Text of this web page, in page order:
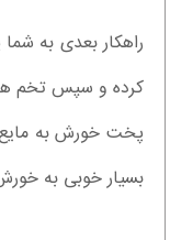
راهکار بعدی به
پخت خورش به مایع
بسیار خوبی به